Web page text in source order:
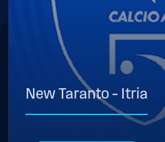
New Taranto – Itria